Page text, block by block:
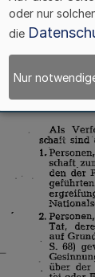
oder nur
die
Nur